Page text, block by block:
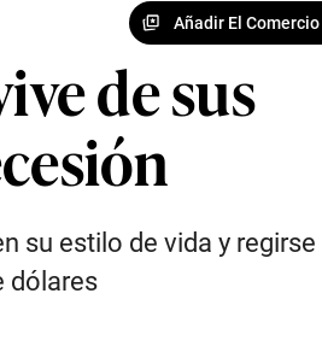
Añadir El
de sus
su estilo de vida y
dólares